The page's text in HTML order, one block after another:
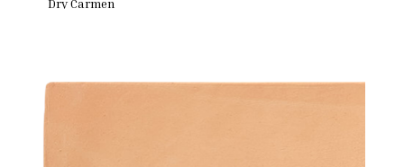
Dry Carmen